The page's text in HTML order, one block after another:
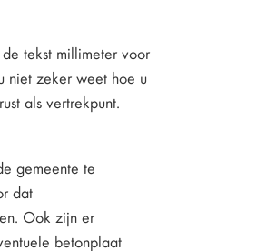
tekst millimeter voor
niet zeker weet hoe u
als vertrekpunt.
gemeente te
dat
Ook zijn er
betonplaat